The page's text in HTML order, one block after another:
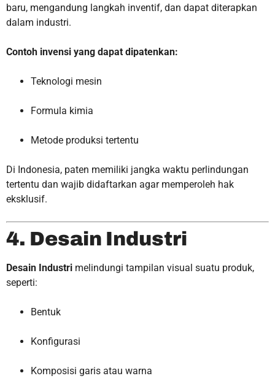
baru, mengandung langkah inventif, dan dapat diterapkan
dalam industri.
Contoh invensi yang dapat dipatenkan:
Teknologi mesin
Formula kimia
Metode produksi tertentu
Di Indonesia, paten memiliki jangka waktu perlindungan
tertentu dan wajib didaftarkan agar memperoleh hak
eksklusif.
4. Desain Industri
Desain Industri melindungi tampilan visual suatu produk,
seperti:
Bentuk
Konfigurasi
Komposisi garis atau warna